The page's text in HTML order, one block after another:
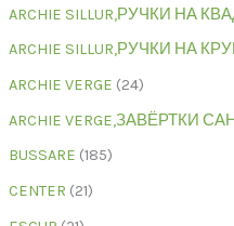
ARCHIE SILLUR,РУЧКИ НА
ARCHIE SILLUR,РУЧКИ НА
ARCHIE VERGE 24
ARCHIE VERGE,ЗАВЁРТКИ
BUSSARE 185
CENTER 21